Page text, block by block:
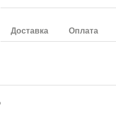
Доставка Оплата